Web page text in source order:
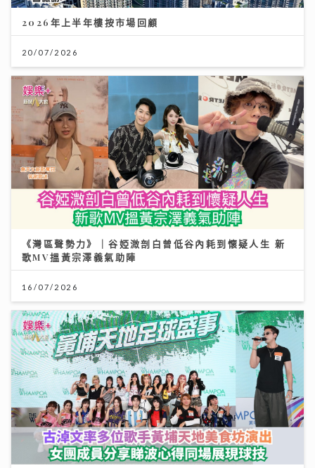
2026年上半年樓按市場回顧
20/07/2026
《灣區聲勢力》｜谷婭溦剖白曾低谷內耗到懷疑人生 新
歌MV搵黃宗澤義氣助陣
16/07/2026